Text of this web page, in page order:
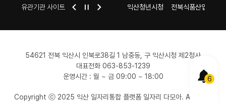
유관기관 사이트
익산 시청 익산여성새로일하기센터 익산청년시청 전북식품산업일자
54621 전북 익산시 인북로38길 1 남중동, 구 익산시청 제2청사
대표전화 063-853-1239
운영시간 : 월 ~ 금 09:00 ~ 18:00
Copyright ⓒ 2025 익산 일자리통합 플랫폼 일자리 다모아. All Right
6